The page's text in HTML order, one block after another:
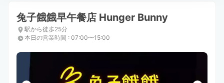
兔子餓餓早午餐店 Hunger Bunny
駅から徒歩25分
本日の営業時間 : 07:00〜15:00